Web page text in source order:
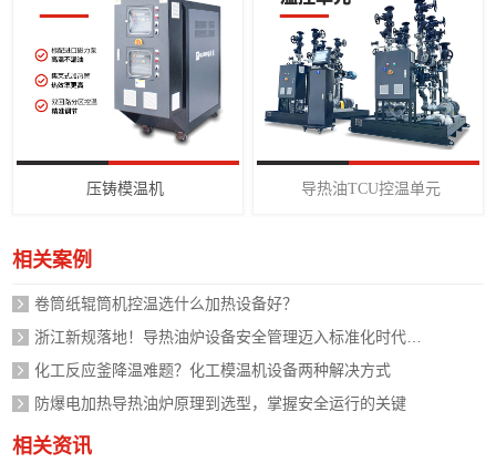
压铸模温机 导热油TCU控温单元
相关案例
卷筒纸辊筒机控温选什么加热设备好？
化工反应釜降温难题？化工模温机设备两种解决方式
防爆电加热导热油炉原理到选型，掌握安全运行的关键
相关资讯